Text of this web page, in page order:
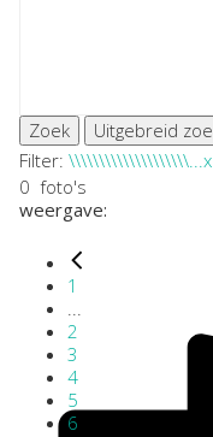
Zoek
Uitgebreid
Filter: \\\\\\\\\\\\\\\\\\\\... x
0 foto's
weergave:
1
2
3
4
5
6